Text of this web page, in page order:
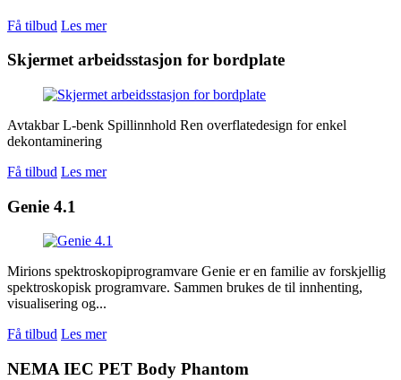
Få tilbud Les mer
Skjermet arbeidsstasjon for bordplate
Avtakbar L-benk Spillinnhold Ren overflatedesign for enkel
dekontaminering
Få tilbud Les mer
Genie 4.1
Mirions spektroskopiprogramvare Genie er en familie av forskjellig
spektroskopisk programvare. Sammen brukes de til innhenting,
visualisering og...
Få tilbud Les mer
NEMA IEC PET Body Phantom